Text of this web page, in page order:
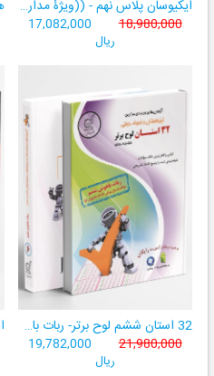
ایکیوسان پلاس نهم - ((ویژۀ مدارس نمونه دولتی، تیزهوشان و سمپاد+ فیلم‌های آموزشی+سامانۀ آزمون‌ساز رایگان))
18,980,000
17,082,000
ریال
32 استان ششم لوح برتر- ربات باهوش ششم ((به همراه سامانۀ آزمون‌ساز رایگان))
21,980,000
19,782,000
ریال